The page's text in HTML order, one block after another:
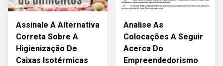
Assinale A Alternativa
Correta Sobre A
Higienização De
Caixas Isotérmicas
Analise As
Colocações A Seguir
Acerca Do
Empreendedorismo